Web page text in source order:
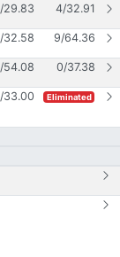
/29.83 4/32.91
/32.58 9/64.36
/54.08 0/37.38
/33.00 Eliminated